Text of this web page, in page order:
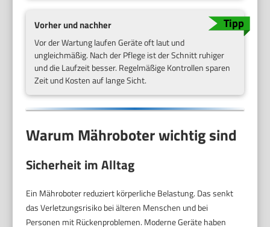
Vorher und nachher
Vor der Wartung laufen Geräte oft laut und
ungleichmäßig. Nach der Pflege ist der Schnitt ruhiger
und die Laufzeit besser. Regelmäßige Kontrollen sparen
Zeit und Kosten auf lange Sicht.
Warum Mähroboter wichtig sind
Sicherheit im Alltag
Ein Mähroboter reduziert körperliche Belastung. Das senkt
das Verletzungsrisiko bei älteren Menschen und bei
Personen mit Rückenproblemen. Moderne Geräte haben